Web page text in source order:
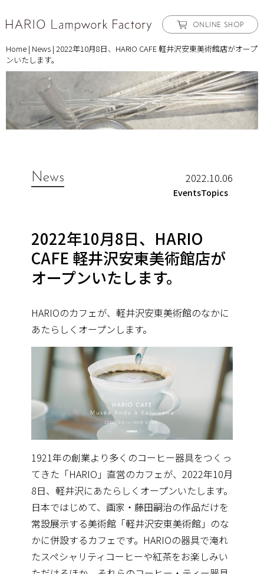
ONLINE SHOP
Home | News | 2022年10月8日、HARIO CAFE 軽井沢安東美術館店がオープ
ンいたします。
News 2022.10.06
EventsTopics
2022年10月8日、HARIO
CAFE 軽井沢安東美術館店が
オープンいたします。
HARIOのカフェが、軽井沢安東美術館のなかに
あたらしくオープンします。
1921年の創業より多くのコーヒー器具をつくっ
てきた「HARIO」直営のカフェが、2022年10月
8日、軽井沢にあたらしくオープンいたします。
日本ではじめて、画家・藤田嗣治の作品だけを
常設展示する美術館「軽井沢安東美術館」のな
かに併設するカフェです。HARIOの器具で淹れ
たスペシャリティコーヒーや紅茶をお楽しみい